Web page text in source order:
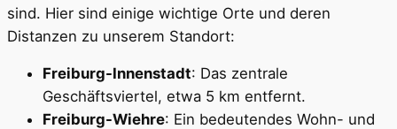
sind. Hier sind einige wichtige Orte und deren
Distanzen zu unserem Standort:
Freiburg-Innenstadt: Das zentrale
Geschäftsviertel, etwa 5 km entfernt.
Freiburg-Wiehre: Ein bedeutendes Wohn- und